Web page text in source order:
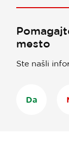
mesto
Ste našli
Da